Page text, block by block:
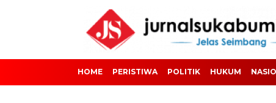
HOME PERISTIWA POLITIK HUKUM